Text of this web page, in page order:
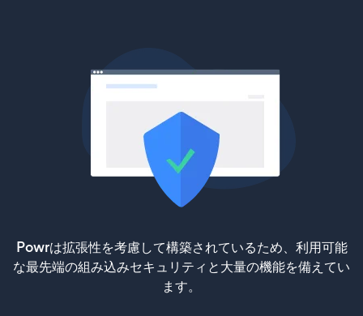
Powrは拡張性を考慮して構築されているため、利用可能
な最先端の組み込みセキュリティと大量の機能を備えてい
ます。